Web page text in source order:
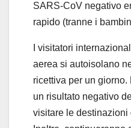
SARS-CoV negativo
rapido (tranne i
I visitatori
aerea si autoisolano
ricettiva per un
un risultato negativo
visitare le